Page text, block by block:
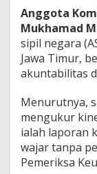
Anggota
Mukhamad
sipil negara
Jawa Timur,
akuntabilitas
Menurutnya,
mengukur
ialah laporan
wajar tanpa
Pemeriksa